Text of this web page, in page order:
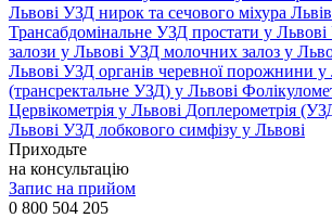
Львові УЗД нирок та сечового міхура Львів
Трансабдомінальне УЗД простати у Львові
залози у Львові УЗД молочних залоз у
Львові УЗД органів черевної порожнини у
(трансректальне УЗД) у Львові
Цервікометрія у Львові Доплерометрія
Львові УЗД лобкового симфізу у Львові
Приходьте
на консультацію
Запис на прийом
0 800 504 205